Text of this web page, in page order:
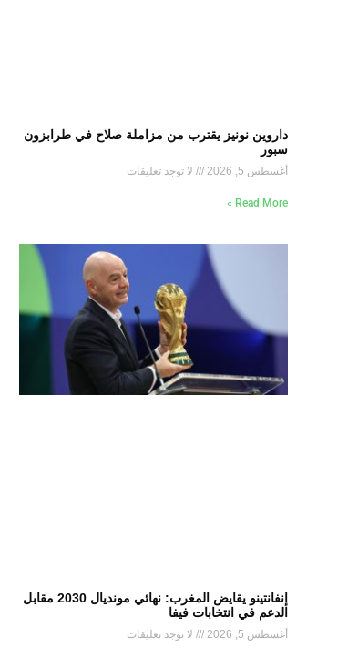
داروين نونيز يقترب من مزاملة صلاح في طرابزون
سبور
أغسطس 5, 2026 لا توجد تعليقات
Read More »
إنفانتينو يقايض المغرب: نهائي مونديال 2030 مقابل
الدعم في انتخابات فيفا
أغسطس 5, 2026 لا توجد تعليقات